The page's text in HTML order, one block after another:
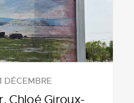
DÉCEMBRE
Chloé Giroux-